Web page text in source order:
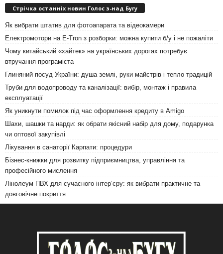
Стрічка останніх новин Голос з-над Бугу
Як вибрати штатив для фотоапарата та відеокамери
Електромотори на E-Tron з розборки: можна купити б/у і не пожаліти
Чому китайський «хайтек» на українських дорогах потребує
втручання програміста
Глиняний посуд України: душа землі, руки майстрів і тепло традицій
Труби для водопроводу та каналізації: вибір, монтаж і правила
експлуатації
Як уникнути помилок під час оформлення кредиту в Amigo
Шахи, шашки та нарди: як обрати якісний набір для дому, подарунка
чи оптової закупівлі
Лікування в санаторії Карпати: процедури
Бізнес-книжки для розвитку підприємництва, управління та
професійного мислення
Лінолеум ПВХ для сучасного інтер’єру: як вибрати практичне та
довговічне покриття